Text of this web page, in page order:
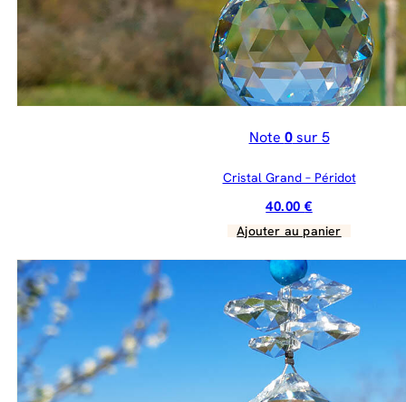
Note 0sur 5
Cristal Grand – Péridot
40.00€
Ajouter au panier